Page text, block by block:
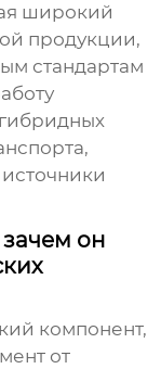
широкий
продукции,
стандартам
он
компонент,
от